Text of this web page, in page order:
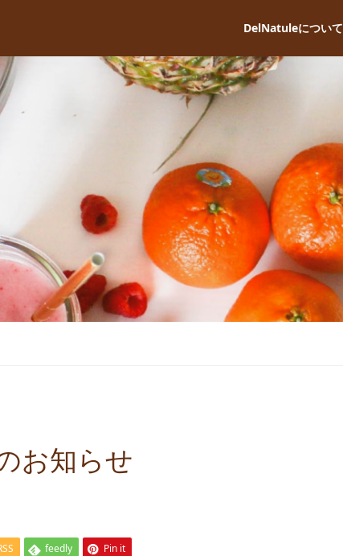
DelNatuleについて
お知らせ
feedly Pin it